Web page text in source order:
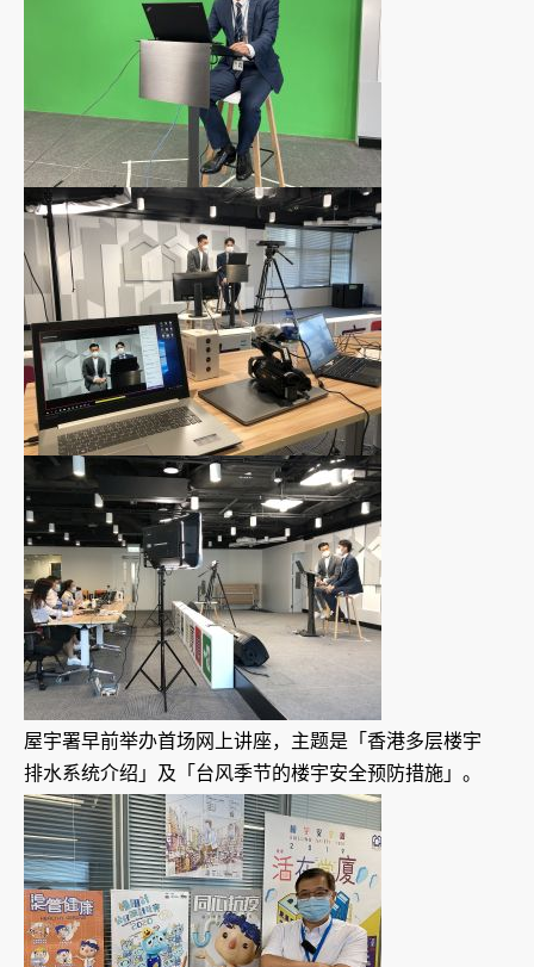
屋宇署早前举办首场网上讲座，主题是「香港多层楼宇
排水系统介绍」及「台风季节的楼宇安全预防措施」。